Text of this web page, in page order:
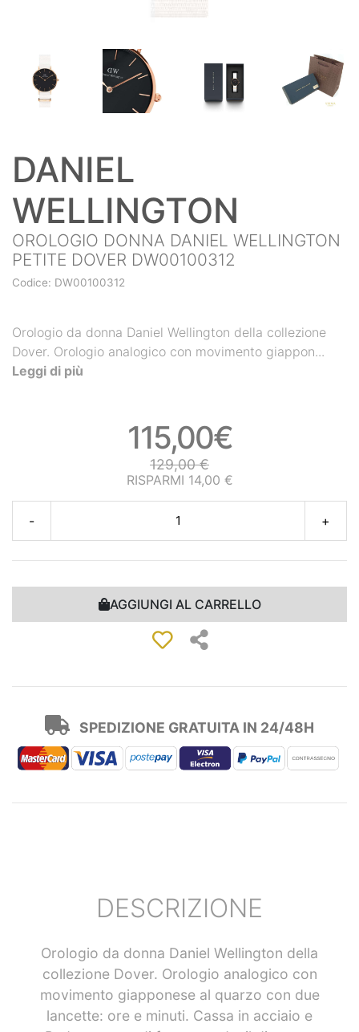
DANIEL
WELLINGTON
OROLOGIO DONNA DANIEL WELLINGTON
PETITE DOVER DW00100312
Codice: DW00100312
Orologio da donna Daniel Wellington della collezione
Dover. Orologio analogico con movimento giappon...
Leggi di più
115,00€
129,00 €
RISPARMI 14,00 €
- +
AGGIUNGI AL CARRELLO
SPEDIZIONE GRATUITA IN 24/48H
DESCRIZIONE
Orologio da donna Daniel Wellington della
collezione Dover. Orologio analogico con
movimento giapponese al quarzo con due
lancette: ore e minuti. Cassa in acciaio e